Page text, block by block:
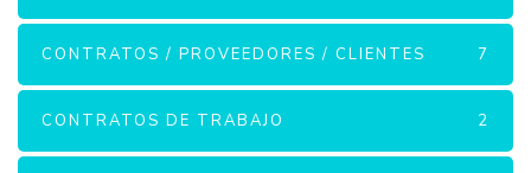
CONTRATOS / PROVEEDORES / CLIENTES 7
CONTRATOS DE TRABAJO 2